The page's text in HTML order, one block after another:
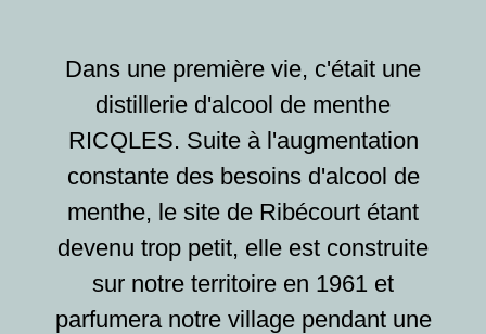
Dans une première vie, c'était une
distillerie d'alcool de menthe
RICQLES. Suite à l'augmentation
constante des besoins d'alcool de
menthe, le site de Ribécourt étant
devenu trop petit, elle est construite
sur notre territoire en 1961 et
parfumera notre village pendant une